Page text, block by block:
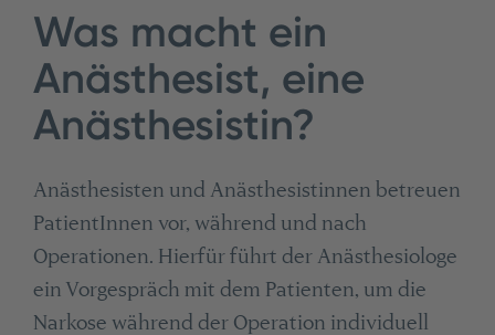
Was macht ein
Anästhesist, eine
Anästhesistin?
Anästhesisten und Anästhesistinnen betreuen
PatientInnen vor, während und nach
Operationen. Hierfür führt der Anästhesiologe
ein Vorgespräch mit dem Patienten, um die
Narkose während der Operation individuell